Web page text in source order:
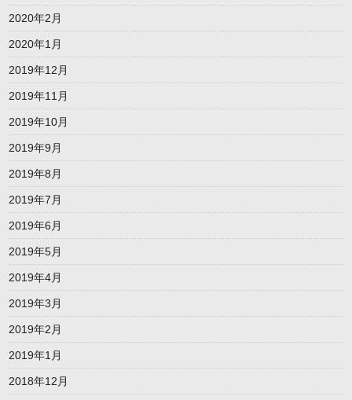
2020年2月
2020年1月
2019年12月
2019年11月
2019年10月
2019年9月
2019年8月
2019年7月
2019年6月
2019年5月
2019年4月
2019年3月
2019年2月
2019年1月
2018年12月